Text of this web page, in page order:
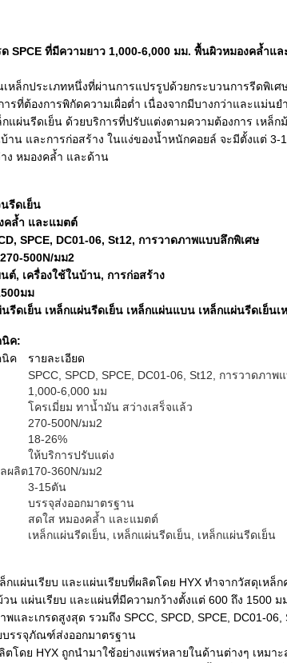
ด SPCE ที่มีความยาว 1,000-6,000 มม. พื้นผิวหมองคล้ำแ
เหล็กประเภทหนึ่งที่ผ่านการแปรรูปด้วยกระบวนการรีดพิเ
ารที่ต้องการพิกัดความเผื่อต่ำ เนื่องจากมีบางกว่าและแม่
แผ่นรีดเย็น ด้วยบริการที่ปรับแต่งตามความต้องการ เหล็
าน และการก่อสร้าง ในแง่ของน้ำหนักคอยล์ จะมีตั้งแต่
ง หมองคล้ำ และด้าน
รีดเย็น
คล้ำ และแมตต์
SPCE, DC01-06, St12, การวาดภาพแบบลึกพิเศษ
270-500N/มม2
ต์, เครื่องใช้ในบ้าน, การก่อสร้าง
มม
นรีดเย็น เหล็กแผ่นรีดเย็น เหล็กแผ่นแบน เหล็กแผ่นรีดเย็นเ
นิค:
นิค
รายละเอียด
SPCC, SPCD, SPCE, DC01-06, St12, การวาดภาพ
1,000-6,000 มม
โครเมี่ยม ทาน้ำมัน สว่างเสร็จแล้ว
270-500N/มม2
18-26%
ให้บริการปรับแต่ง
ผลิต170-360N/มม2
3-15ตัน
บรรจุส่งออกมาตรฐาน
สดใส หมองคล้ำ และแมตต์
เหล็กแผ่นรีดเย็น, เหล็กแผ่นรีดเย็น, เหล็กแผ่นรีดเย็น
กแผ่นเรียบ และแผ่นเรียบที่ผลิตโดย HYX ทำจากวัสดุเ
น แผ่นเรียบ และแผ่นที่มีความกว้างตั้งแต่ 600 ถึง 1500
และเกรดสูงสุด รวมถึง SPCC, SPCD, SPCE, DC01-
บรรจุภัณฑ์ส่งออกมาตรฐาน
ตโดย HYX ถูกนำมาใช้อย่างแพร่หลายในด้านต่างๆ เหมา